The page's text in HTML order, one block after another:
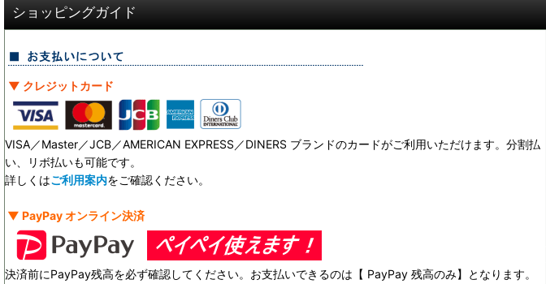
ショッピングガイド
▼ クレジットカード
VISA／Master／JCB／AMERICAN EXPRESS／DINERS ブランドのカードがご利用いただけます。分割払
い、リボ払いも可能です。
詳しくはご利用案内をご確認ください。
▼ PayPay オンライン決済
決済前にPayPay残高を必ず確認してください。お支払いできるのは【 PayPay 残高のみ】となります。